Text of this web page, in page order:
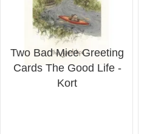
Two Bad Mice Greeting
Cards The Good Life -
Kort